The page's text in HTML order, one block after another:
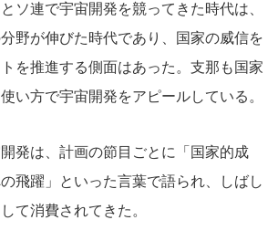
ソ連で宇宙開発を競ってきた時代は、
野が伸びた時代であり、国家の威信を
を推進する側面はあった。支那も国家
い方で宇宙開発をアピールしている。
発は、計画の節目ごとに「国家的成
飛躍」といった言葉で語られ、しばし
て消費されてきた。